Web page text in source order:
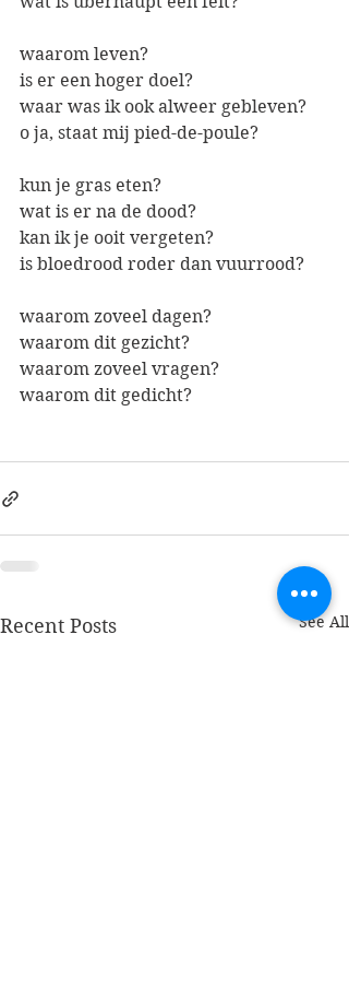
waarom leven?
is er een hoger doel?
waar was ik ook alweer gebleven?
o ja, staat mij pied-de-poule?
kun je gras eten?
wat is er na de dood?
kan ik je ooit vergeten?
is bloedrood roder dan vuurrood?
waarom zoveel dagen?
waarom dit gezicht?
waarom zoveel vragen?
waarom dit gedicht?
Recent Posts See All